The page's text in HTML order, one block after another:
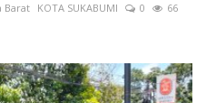
Barat KOTA SUKABUMI 0
66